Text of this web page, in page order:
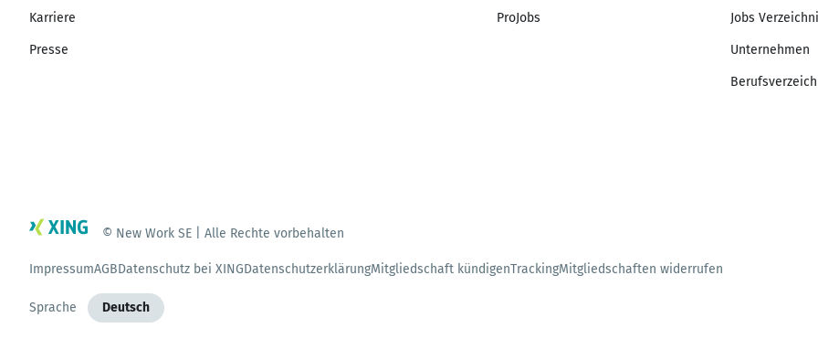
Karriere
Presse
ProJobs Jobs
Unternehmen
© New Work SE | Alle Rechte vorbehalten
ImpressumAGBDatenschutz bei XINGDatenschutzerklärungMitgliedschaft kündigenTrackingMitgliedschaften widerrufen
Sprache Deutsch